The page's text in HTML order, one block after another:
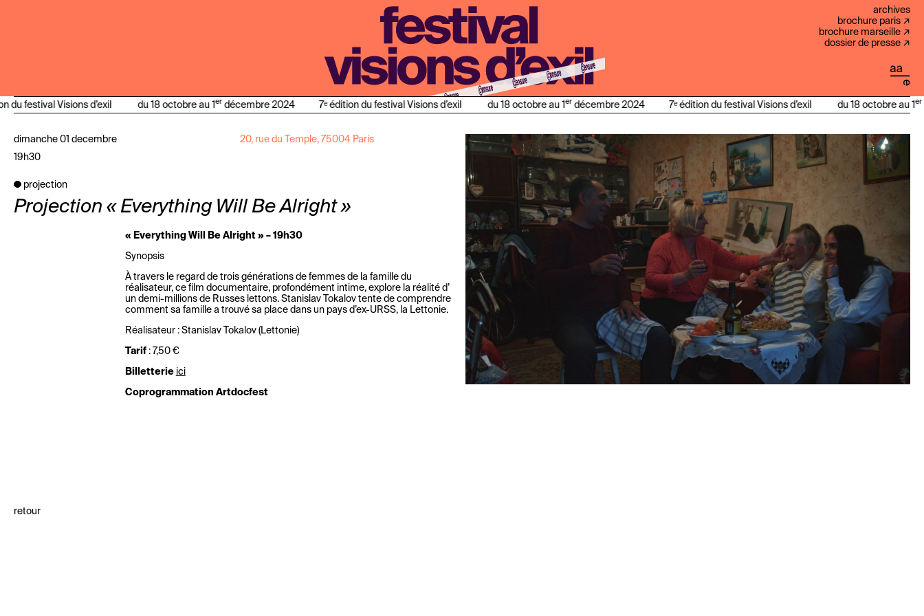
archives
brochure paris
brochure marseille
dossier de presse
du festival Visions d’exil du 18 octobre au 1erdécembre 2024 7ᵉ édition du festival Visions d’exil du 18 octobre au 1erdécembre 2024 7ᵉ édition du festival Visions d’exil du 18 octobre au 1er
dimanche 01 decembre
20, rue du Temple, 75004 Paris
19h30
projection
Projection « Everything Will Be Alright »
« Everything Will Be Alright » – 19h30
Synopsis
À travers le regard de trois générations de femmes de la famille du
réalisateur, ce film documentaire, profondément intime, explore la réalité d’
un demi-millions de Russes lettons. Stanislav Tokalov tente de comprendre
comment sa famille a trouvé sa place dans un pays d’ex-URSS, la Lettonie.
Réalisateur : Stanislav Tokalov (Lettonie)
Tarif: 7,50 €
Billetterie ici
Coprogrammation Artdocfest
retour